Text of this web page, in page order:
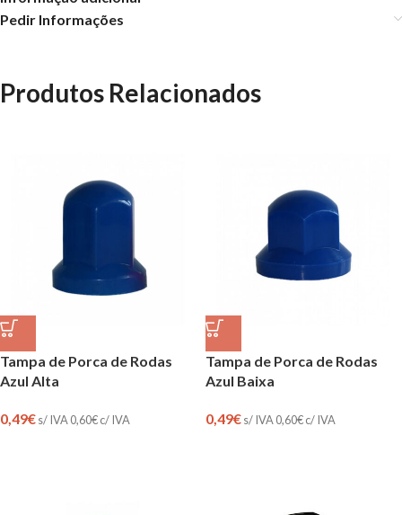
Pedir Informações
Produtos Relacionados
Tampa de Porca de Rodas
Azul Alta
0,49€s/ IVA 0,60€c/ IVA
Tampa de Porca de Rodas
Azul Baixa
0,49€s/ IVA 0,60€c/ IVA